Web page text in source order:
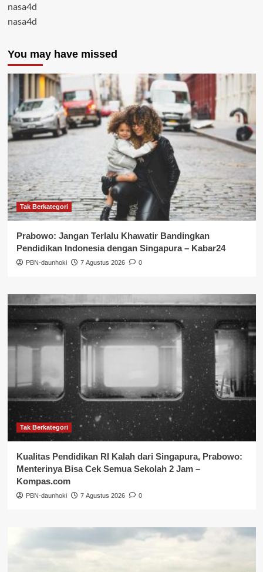
nasa4d
nasa4d
You may have missed
Tak Berkategori
Prabowo: Jangan Terlalu Khawatir Bandingkan
Pendidikan Indonesia dengan Singapura – Kabar24
PBN-daunhoki 7 Agustus 2026 0
Tak Berkategori
Kualitas Pendidikan RI Kalah dari Singapura, Prabowo:
Menterinya Bisa Cek Semua Sekolah 2 Jam –
Kompas.com
PBN-daunhoki 7 Agustus 2026 0